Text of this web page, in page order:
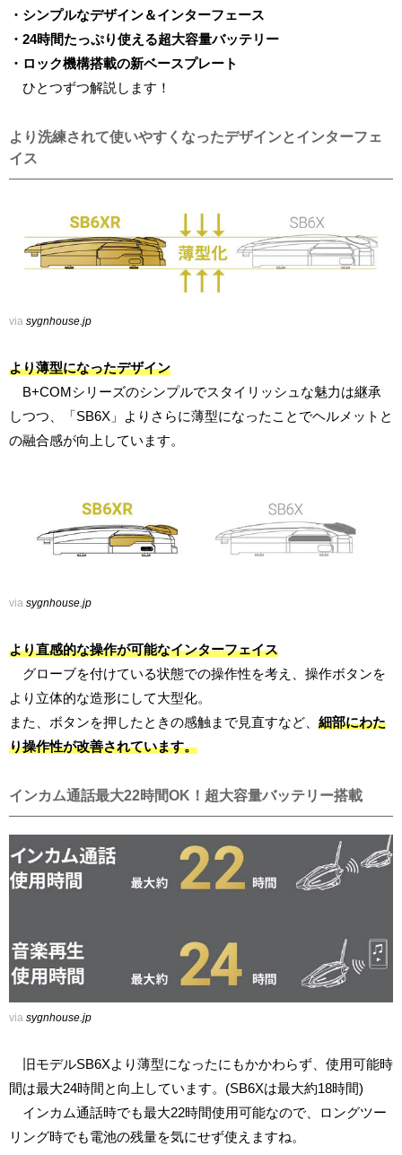
・シンプルなデザイン＆インターフェース
・24時間たっぷり使える超大容量バッテリー
・ロック機構搭載の新ベースプレート
ひとつずつ解説します！
より洗練されて使いやすくなったデザインとインターフェ
イス
via sygnhouse.jp
より薄型になったデザイン
B+COMシリーズのシンプルでスタイリッシュな魅力は継承
しつつ、「SB6X」よりさらに薄型になったことでヘルメットと
の融合感が向上しています。
via sygnhouse.jp
より直感的な操作が可能なインターフェイス
グローブを付けている状態での操作性を考え、操作ボタンを
より立体的な造形にして大型化。
また、ボタンを押したときの感触まで見直すなど、 細部にわた
り操作性が改善されています。
インカム通話最大22時間OK！超大容量バッテリー搭載
via sygnhouse.jp
旧モデルSB6Xより薄型になったにもかかわらず、使用可能時
間は最大24時間と向上しています。(SB6Xは最大約18時間)
インカム通話時でも最大22時間使用可能なので、ロングツー
リング時でも電池の残量を気にせず使えますね。